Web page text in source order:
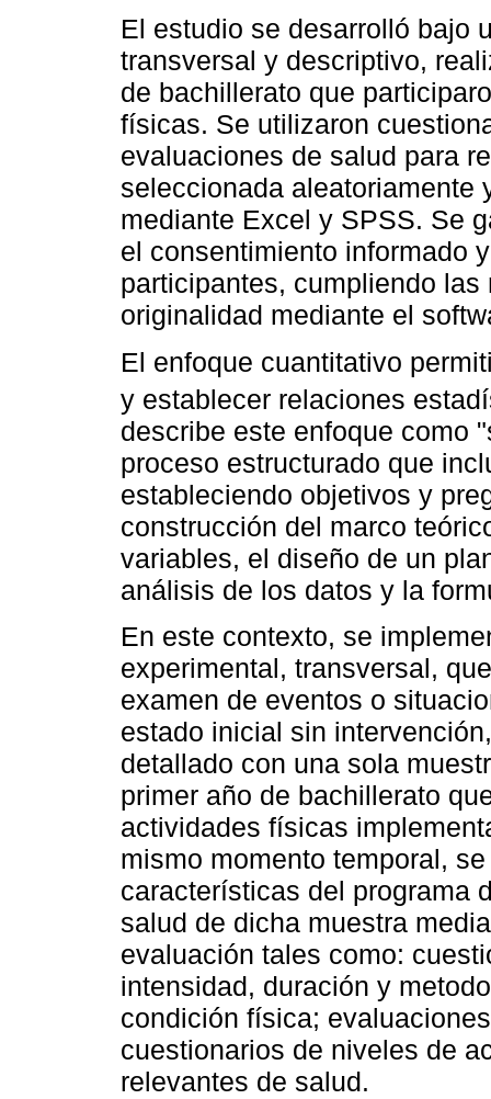
El estudio se desarrolló bajo
transversal y descriptivo,
de bachillerato que
físicas. Se utilizaron
evaluaciones de salud para
seleccionada aleatoriamente
mediante Excel y SPSS. Se
el consentimiento informado
participantes, cumpliendo
originalidad mediante el
El enfoque cuantitativo
y establecer relaciones
describe este enfoque como
proceso estructurado que
estableciendo objetivos y
construcción del marco
variables, el diseño de un
análisis de los datos y la
En este contexto, se
experimental, transversal,
examen de eventos o
estado inicial sin
detallado con una sola
primer año de bachillerato
actividades físicas
mismo momento temporal,
características del programa
salud de dicha muestra
evaluación tales como:
intensidad, duración y
condición física;
cuestionarios de niveles de
relevantes de salud.